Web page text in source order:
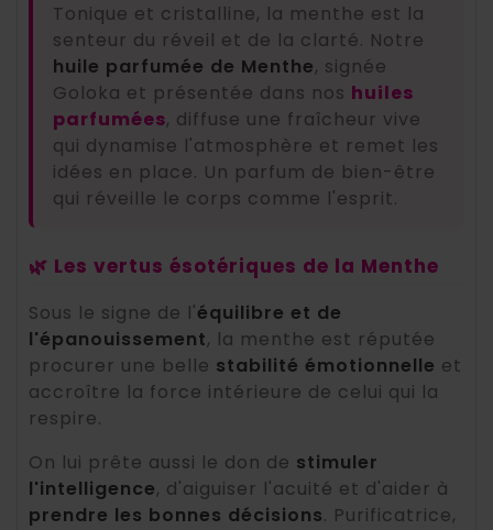
Tonique et cristalline, la menthe est la
senteur du réveil et de la clarté. Notre
huile parfumée de Menthe, signée
Goloka et présentée dans nos huiles
parfumées, diffuse une fraîcheur vive
qui dynamise l'atmosphère et remet les
idées en place. Un parfum de bien-être
qui réveille le corps comme l'esprit.
🌿 Les vertus ésotériques de la Menthe
Sous le signe de l'équilibre et de
l'épanouissement, la menthe est réputée
procurer une belle stabilité émotionnelle et
accroître la force intérieure de celui qui la
respire.
On lui prête aussi le don de stimuler
l'intelligence, d'aiguiser l'acuité et d'aider à
prendre les bonnes décisions. Purificatrice,